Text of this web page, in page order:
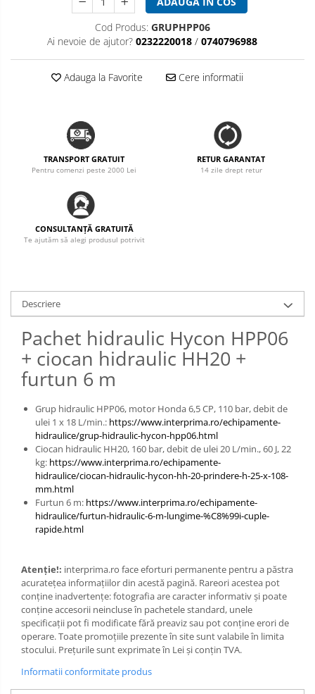
Cod Produs: GRUPHPP06
Ai nevoie de ajutor? 0232220018 / 0740796988
Adauga la Favorite Cere informatii
TRANSPORT GRATUIT
Pentru comenzi peste 2000 Lei
RETUR GARANTAT
14 zile drept retur
CONSULTANȚĂ GRATUITĂ
Te ajutăm să alegi produsul potrivit
Descriere
Pachet hidraulic Hycon HPP06
+ ciocan hidraulic HH20 +
furtun 6 m
Grup hidraulic HPP06, motor Honda 6,5 CP, 110 bar, debit de
ulei 1 x 18 L/min.: https://www.interprima.ro/echipamente-
hidraulice/grup-hidraulic-hycon-hpp06.html
Ciocan hidraulic HH20, 160 bar, debit de ulei 20 L/min., 60 J, 22
kg: https://www.interprima.ro/echipamente-
hidraulice/ciocan-hidraulic-hycon-hh-20-prindere-h-25-x-108-
mm.html
Furtun 6 m: https://www.interprima.ro/echipamente-
hidraulice/furtun-hidraulic-6-m-lungime-%C8%99i-cuple-
rapide.html
Atenție!: interprima.ro face eforturi permanente pentru a păstra
acurateţea informaţiilor din acestă pagină. Rareori acestea pot
conţine inadvertenţe: fotografia are caracter informativ şi poate
conţine accesorii neincluse în pachetele standard, unele
specificaţii pot fi modificate fără preaviz sau pot conţine erori de
operare. Toate promoţiile prezente în site sunt valabile în limita
stocului. Prețurile sunt exprimate în Lei și conțin TVA.
Informatii conformitate produs